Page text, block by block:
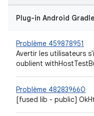
Plug-in Android Gradle
Problème 459878951
Avertir les utilisateurs
oublient
Problème 482839660
[fused lib - public]